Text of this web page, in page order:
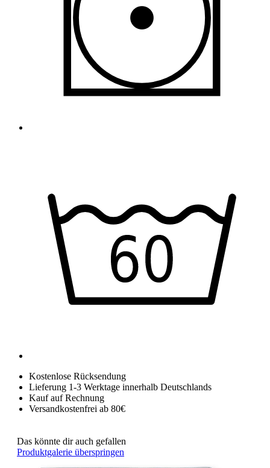
Kostenlose Rücksendung
Lieferung 1-3 Werktage innerhalb Deutschlands
Kauf auf Rechnung
Versandkostenfrei ab 80€
Das könnte dir auch gefallen
Produktgalerie überspringen